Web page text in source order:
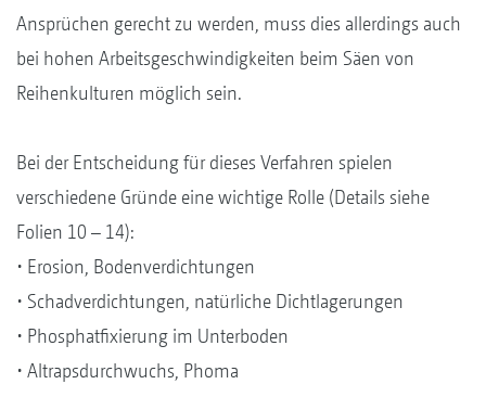
Ansprüchen gerecht zu werden, muss dies allerdings auch
bei hohen Arbeitsgeschwindigkeiten beim Säen von
Reihenkulturen möglich sein.
Bei der Entscheidung für dieses Verfahren spielen
verschiedene Gründe eine wichtige Rolle (Details siehe
Folien 10 – 14):
• Erosion, Bodenverdichtungen
• Schadverdichtungen, natürliche Dichtlagerungen
• Phosphatfixierung im Unterboden
• Altrapsdurchwuchs, Phoma